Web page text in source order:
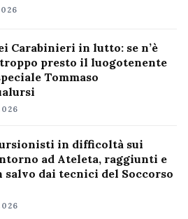
Carabinieri in lutto: se n’è
presto il luogotenente
Tommaso
in difficoltà sui
ad Ateleta, raggiunti e
dai tecnici del Soccorso